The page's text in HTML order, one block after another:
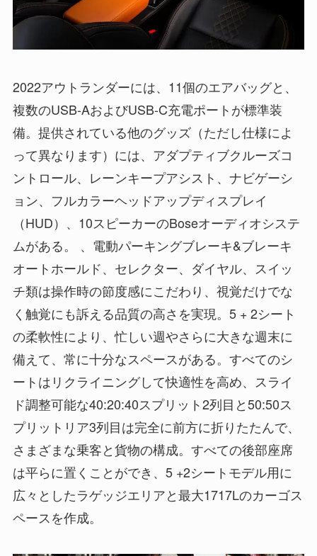
2022アウトランダーには、11個のエアバッグと、
複数のUSB-AおよびUSB-C充電ポートが標準装
備。提供されている他のグッズ（ただし仕様によ
って異なります）には、アダプティブクルーズコ
ントロール、レーンキープアシスト、ナビゲーシ
ョン、フルカラーヘッドアップディスプレイ
（HUD）、10スピーカーのBoseオーディオシステ
ムがある。 、電動パーキングブレーキ&ブレーキ
オートホールド、セレクター、ダイヤル、スイッ
チ類は操作時の節度感にこだわり、視覚だけでな
く触覚にも訴える品質の高さを実現。5 + 2シート
の柔軟性により、忙しい週やさらに大きな週末に
備えて、常に十分なスペースがある。すべてのシ
ートはリクライニングして快適性を高め、スライ
ド調整可能な40:20:40スプリット2列目と50:50ス
プリットリア3列目は完全に前方に折りたたんで、
さまざまな乗客と貨物の構成。すべての後部座席
は平らに置くことができ、5 +2シートモデル用に
広々としたラゲッジエリアと最大1717Lのカーゴス
ペースを作成。